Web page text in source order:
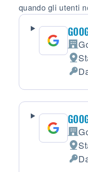
quando gli utenti
Dati
Dati